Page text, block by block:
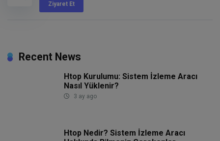
Ziyaret Et
Recent News
Htop Kurulumu: Sistem İzleme Aracı
Nasıl Yüklenir?
3 ay ago
Htop Nedir? Sistem İzleme Aracı